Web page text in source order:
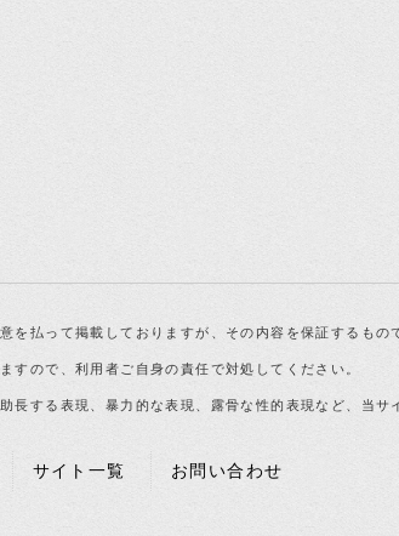
払って掲載しておりますが、その内容を保証するもの
ので、利用者ご自身の責任で対処してください。
する表現、暴力的な表現、露骨な性的表現など、当サ
サイト一覧 お問い合わせ